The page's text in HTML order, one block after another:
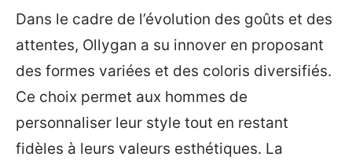
Dans le cadre de l’évolution des goûts et des
attentes, Ollygan a su innover en proposant
des formes variées et des coloris diversifiés.
Ce choix permet aux hommes de
personnaliser leur style tout en restant
fidèles à leurs valeurs esthétiques. La